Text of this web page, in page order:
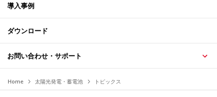
導入事例
ダウンロード
お問い合わせ・サポート
Home 太陽光発電・蓄電池 トピックス